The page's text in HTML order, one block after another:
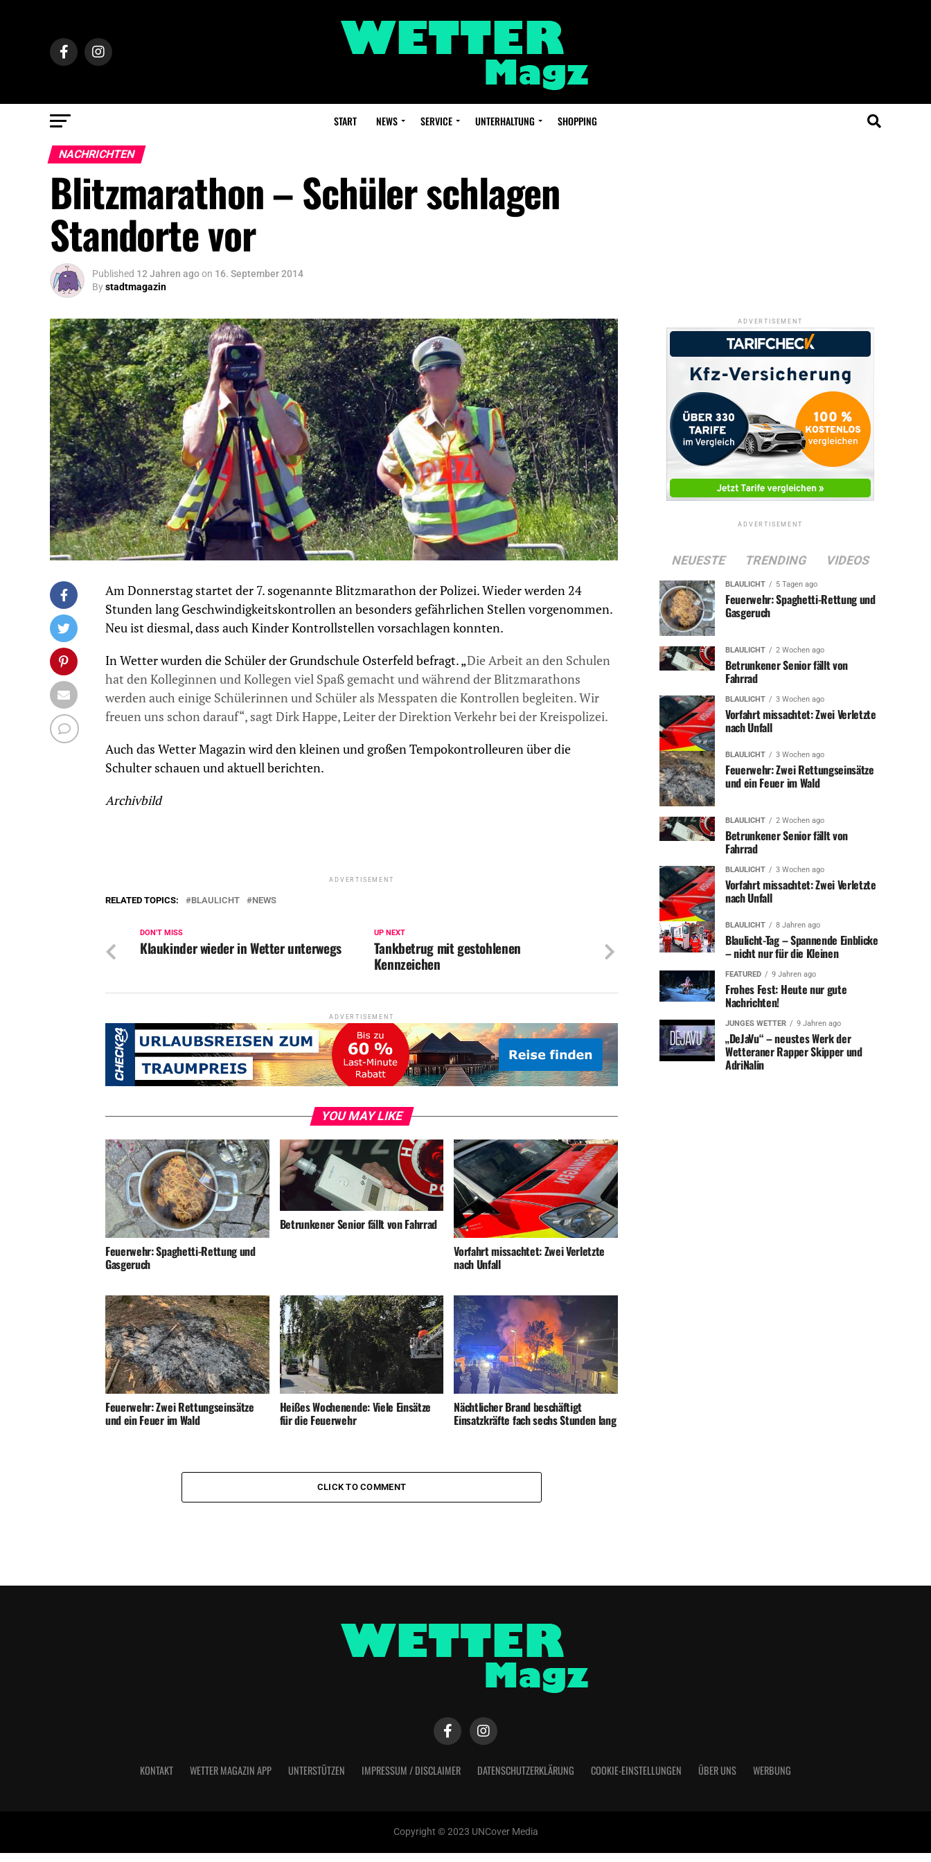
START NEWS SERVICE UNTERHALTUNG SHOPPING
NACHRICHTEN
Blitzmarathon – Schüler schlagen
Standorte vor
Published 12 Jahren agoon 16. September 2014
Bystadtmagazin
Am Donnerstag startet der 7. sogenannte Blitzmarathon der Polizei. Wieder werden 24
Stunden lang Geschwindigkeitskontrollen an besonders gefährlichen Stellen vorgenommen.
Neu ist diesmal, dass auch Kinder Kontrollstellen vorsachlagen konnten.
In Wetter wurden die Schüler der Grundschule Osterfeld befragt. „Die Arbeit an den Schulen
hat den Kolleginnen und Kollegen viel Spaß gemacht und während der Blitzmarathons
werden auch einige Schülerinnen und Schüler als Messpaten die Kontrollen begleiten. Wir
freuen uns schon darauf“, sagt Dirk Happe, Leiter der Direktion Verkehr bei der Kreispolizei.
Auch das Wetter Magazin wird den kleinen und großen Tempokontrolleuren über die
Schulter schauen und aktuell berichten.
Archivbild
ADVERTISEMENT
RELATED TOPICS: BLAULICHT NEWS
UP NEXT
Tankbetrug mit gestohlenen
Kennzeichen
DON'T MISS
Klaukinder wieder in Wetter unterwegs
ADVERTISEMENT
YOU MAY LIKE
Feuerwehr: Spaghetti-Rettung und
Gasgeruch
Betrunkener Senior fällt von Fahrrad
Vorfahrt missachtet: Zwei Verletzte
nach Unfall
Feuerwehr: Zwei Rettungseinsätze
und ein Feuer im Wald
Heißes Wochenende: Viele Einsätze
für die Feuerwehr
Nächtlicher Brand beschäftigt
Einsatzkräfte fach sechs Stunden lang
CLICK TO COMMENT
ADVERTISEMENT
ADVERTISEMENT
NEUESTE TRENDING VIDEOS
BLAULICHT 5 Tagen ago
Feuerwehr: Spaghetti-Rettung und
Gasgeruch
BLAULICHT 2 Wochen ago
Betrunkener Senior fällt von
Fahrrad
BLAULICHT 3 Wochen ago
Vorfahrt missachtet: Zwei Verletzte
nach Unfall
BLAULICHT 3 Wochen ago
Feuerwehr: Zwei Rettungseinsätze
und ein Feuer im Wald
BLAULICHT 2 Wochen ago
Betrunkener Senior fällt von
Fahrrad
BLAULICHT 3 Wochen ago
Vorfahrt missachtet: Zwei Verletzte
nach Unfall
BLAULICHT 8 Jahren ago
Blaulicht-Tag – Spannende Einblicke
– nicht nur für die Kleinen
FEATURED 9 Jahren ago
Frohes Fest: Heute nur gute
Nachrichten!
JUNGES WETTER 9 Jahren ago
„DeJaVu“ – neustes Werk der
Wetteraner Rapper Skipper und
AdriNalin
KONTAKT WETTER MAGAZIN APP UNTERSTÜTZEN IMPRESSUM / DISCLAIMER DATENSCHUTZERKLÄRUNG COOKIE-EINSTELLUNGEN ÜBER UNS WERBUNG
Copyright © 2023 UNCover Media